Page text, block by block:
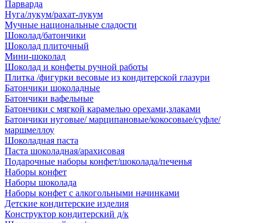
Парварда
Нуга/лукум/рахат-лукум
Мучные национальные сладости
Шоколад/батончики
Шоколад плиточный
Мини-шоколад
Шоколад и конфеты ручной работы
Плитка /фигурки весовые из кондитерской глазури
Батончики шоколадные
Батончики вафельные
Батончики с мягкой карамелью орехами,злаками
Батончики нуговые/ марципановые/кокосовые/суфле/
маршмеллоу
Шоколадная паста
Паста шоколадная/арахисовая
Подарочные наборы конфет/шоколада/печенья
Наборы конфет
Наборы шоколада
Наборы конфет с алкогольными начинками
Детские кондитерские изделия
Конструктор кондитерский д/к